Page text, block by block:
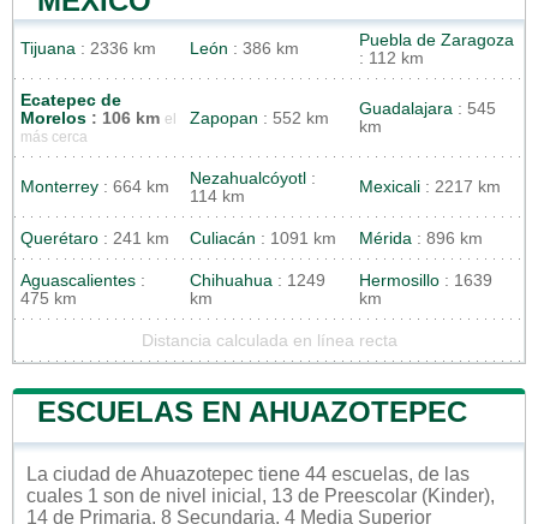
Tijuana : 2336 km León : 386 km
Puebla de Zaragoza
: 112 km
Ecatepec de
Morelos : 106 km el
más cerca
Zapopan : 552 km
Guadalajara : 545
km
Monterrey : 664 km Nezahualcóyotl :
114 km
Mexicali : 2217 km
Querétaro : 241 km Culiacán : 1091 km Mérida : 896 km
Aguascalientes :
475 km
Chihuahua : 1249
km
Hermosillo : 1639
km
Distancia calculada en línea recta
ESCUELAS EN AHUAZOTEPEC
La ciudad de Ahuazotepec tiene 44 escuelas, de las
cuales 1 son de nivel inicial, 13 de Preescolar (Kinder),
14 de Primaria, 8 Secundaria, 4 Media Superior